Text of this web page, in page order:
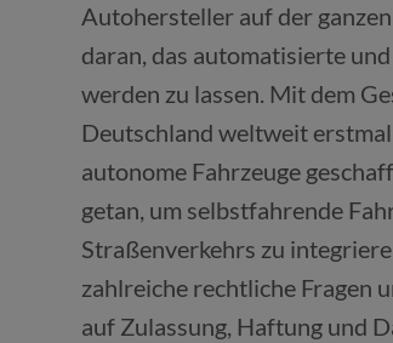
Autohersteller auf der
daran, das automatisierte
werden zu lassen. Mit dem
Deutschland weltweit
autonome Fahrzeuge
getan, um selbstfahrende
Straßenverkehrs zu
zahlreiche rechtliche Fragen
auf Zulassung, Haftung und